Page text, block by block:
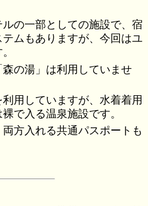
の一部としての施設で、宿
ムもありますが、今回はユ
の湯」は利用していませ
利用していますが、水着着用
で入る温泉施設です。
方入れる共通パスポートも